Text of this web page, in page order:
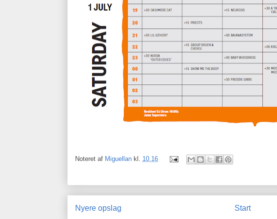
Noteret af Miguellan kl. 10.16
Nyere opslag Start